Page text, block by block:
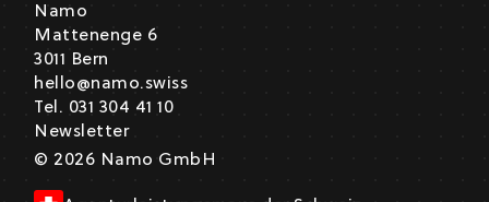
Namo
Mattenenge 6
3011 Bern
hello@namo.swiss
Tel. 031 304 41 10
Newsletter
© 2026 Namo GmbH